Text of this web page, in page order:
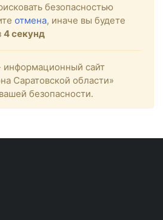
безопасностью
отмена, иначе вы будете
4секунд
сайт
Саратовской области»
безопасности.